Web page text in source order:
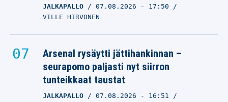
JALKAPALLO 07.08.2026 - 17:50
VILLE HIRVONEN
Arsenal rysäytti jättihankinnan –
seurapomo paljasti nyt siirron
tunteikkaat taustat
JALKAPALLO 07.08.2026 - 16:51